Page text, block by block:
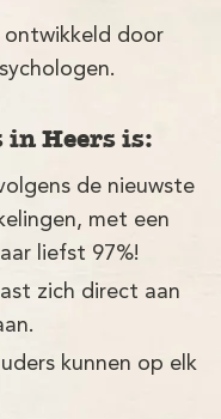
ontwikkeld door
in Heers is:
de nieuwste
met een
liefst 97%!
zich direct aan
kunnen op elk